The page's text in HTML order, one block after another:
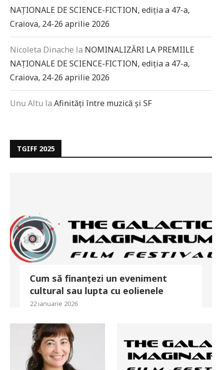
NAȚIONALE DE SCIENCE-FICTION, ediția a 47-a,
Craiova, 24-26 aprilie 2026
Nicoleta Dinache la NOMINALIZĂRI LA PREMIILE
NAȚIONALE DE SCIENCE-FICTION, ediția a 47-a,
Craiova, 24-26 aprilie 2026
Unu Altu la Afinități între muzică și SF
TGIFF 2025
Cum să finanțezi un eveniment
cultural sau lupta cu eolienele
22 ianuarie 2026